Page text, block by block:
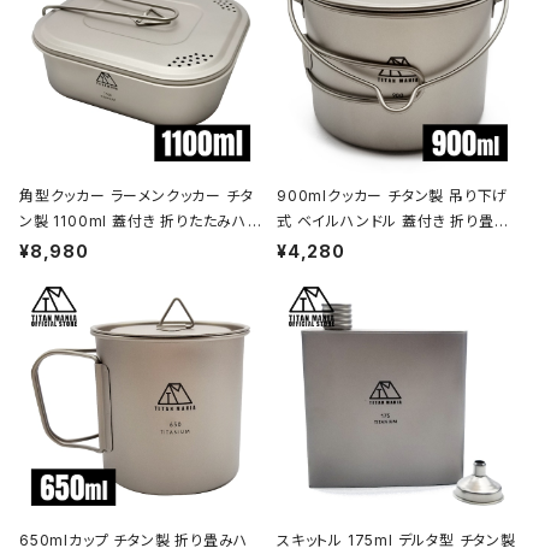
角型クッカー ラーメンクッカー チタ
ン製 1100ml 蓋付き 折りたたみハン
ドル付 超軽量 頑丈 直火OK 鍋 フラ
ンプ アウトドア キャンプ用品 収納袋
付き
¥8,980
900mlクッカー チタン製 吊り下げ
式 ベイルハンドル 蓋付き 折り畳み
ハンドル付き 超軽量 頑丈 直火OK
プ BBQ バーベキュー アウトドア キ
ャンプ用品 収納袋付き
¥4,280
650mlカップ チタン製 折り畳みハ
スキットル 175ml デルタ型 チタン製